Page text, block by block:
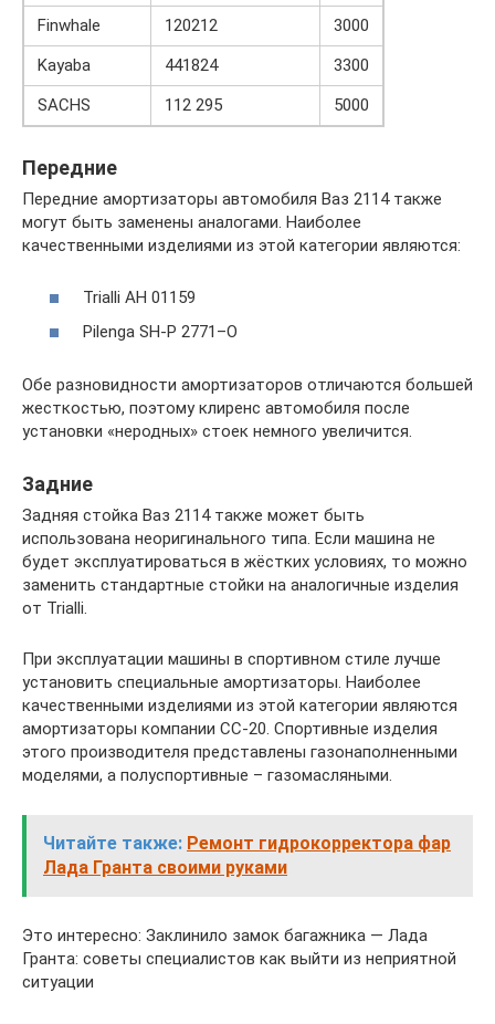
Finwhale
120212
3000
Kayaba
441824
3300
SACHS
112 295 5000
Передние
Передние амортизаторы автомобиля Ваз 2114 также
могут быть заменены аналогами. Наиболее
качественными изделиями из этой категории являются:
Trialli AH 01159
Pilenga SH-P 2771–O
Обе разновидности амортизаторов отличаются большей
жесткостью, поэтому клиренс автомобиля после
установки «неродных» стоек немного увеличится.
Задние
Задняя стойка Ваз 2114 также может быть
использована неоригинального типа. Если машина не
будет эксплуатироваться в жёстких условиях, то можно
заменить стандартные стойки на аналогичные изделия
от Trialli.
При эксплуатации машины в спортивном стиле лучше
установить специальные амортизаторы. Наиболее
качественными изделиями из этой категории являются
амортизаторы компании СС-20. Спортивные изделия
этого производителя представлены газонаполненными
моделями, а полуспортивные – газомасляными.
Читайте также: Ремонт гидрокорректора фар
Лада Гранта своими руками
Это интересно: Заклинило замок багажника — Лада
Гранта: советы специалистов как выйти из неприятной
ситуации